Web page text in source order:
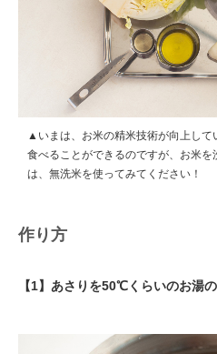
▲いまは、お米の精米技術が向上して
食べることができるのですが、お米
は、無洗米を使ってみてください！
作り方
【1】あさりを50℃くらいのお湯